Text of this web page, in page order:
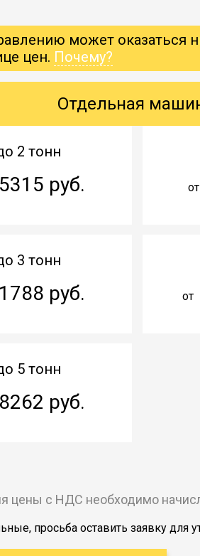
может оказаться
цен. Почему?
Отдельная
2 тонн
руб.
3 тонн
руб.
5 тонн
руб.
от
от
цены с НДС необходимо
просьба оставить заявку для